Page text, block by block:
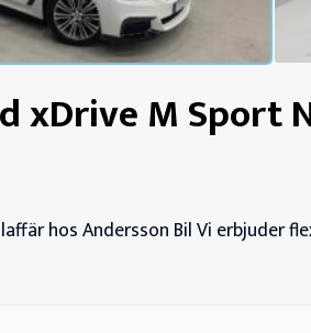
xDrive M Sport
hos Andersson Bil Vi erbjuder